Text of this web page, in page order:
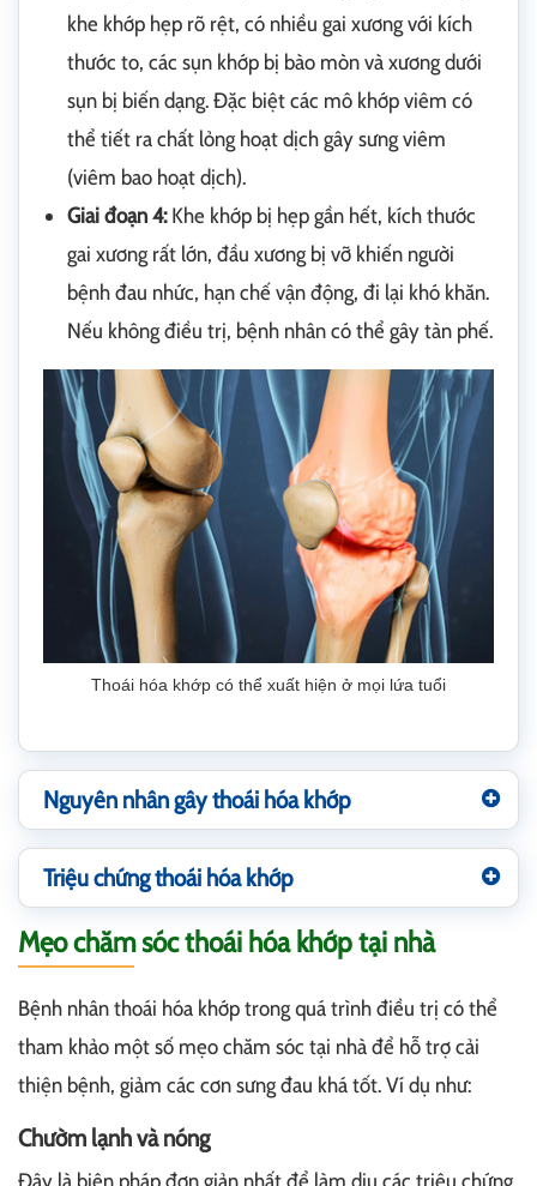
khe khớp hẹp rõ rệt, có nhiều gai xương với kích
thước to, các sụn khớp bị bào mòn và xương dưới
sụn bị biến dạng. Đặc biệt các mô khớp viêm có
thể tiết ra chất lỏng hoạt dịch gây sưng viêm
(viêm bao hoạt dịch).
Giai đoạn 4:Khe khớp bị hẹp gần hết, kích thước
gai xương rất lớn, đầu xương bị vỡ khiến người
bệnh đau nhức, hạn chế vận động, đi lại khó khăn.
Nếu không điều trị, bệnh nhân có thể gây tàn phế.
Thoái hóa khớp có thể xuất hiện ở mọi lứa tuổi
Nguyên nhân gây thoái hóa khớp
Triệu chứng thoái hóa khớp
Mẹo chăm sóc thoái hóa khớp tại nhà
Bệnh nhân thoái hóa khớp trong quá trình điều trị có thể
tham khảo một số mẹo chăm sóc tại nhà để hỗ trợ cải
thiện bệnh, giảm các cơn sưng đau khá tốt. Ví dụ như:
Chườm lạnh và nóng